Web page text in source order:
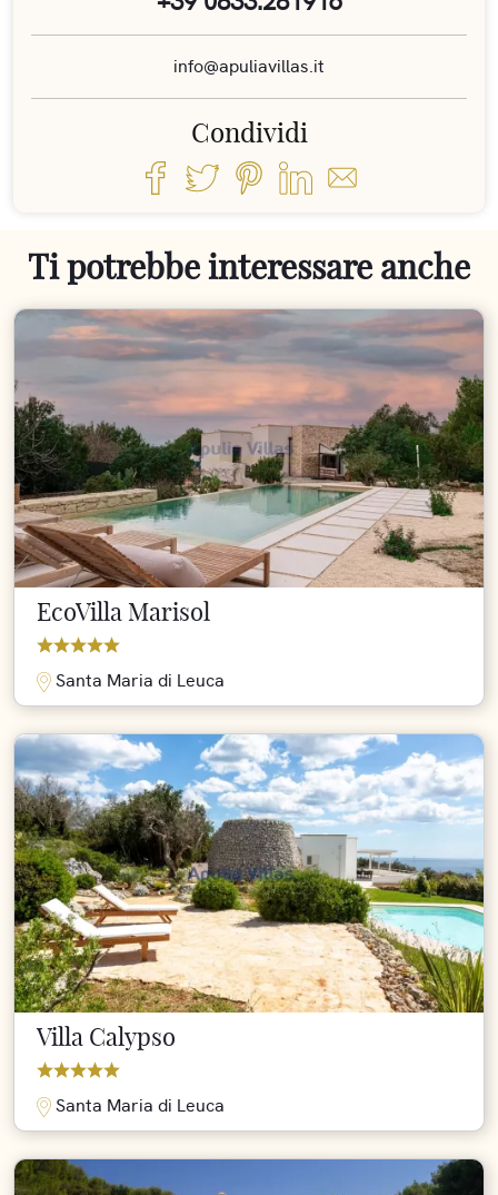
info@apuliavillas.it
Condividi
Ti potrebbe interessare anche
EcoVilla Marisol
Santa Maria di Leuca
Villa Calypso
Santa Maria di Leuca